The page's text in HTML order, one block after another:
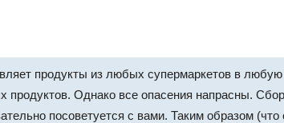
продукты из любых супермаркетов в
продуктов. Однако все опасения напрасны.
посоветуется с вами. Таким образом